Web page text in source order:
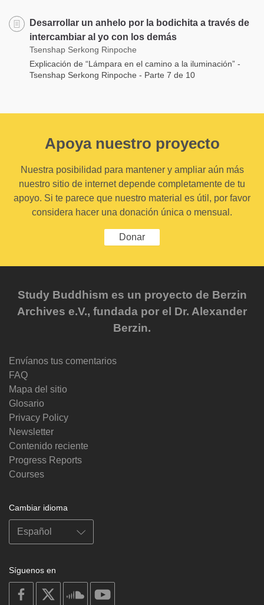
Desarrollar un anhelo por la bodichita a través de
intercambiar al yo con los demás
Tsenshap Serkong Rinpoche
Explicación de “Lámpara en el camino a la iluminación” -
Tsenshap Serkong Rinpoche - Parte 7 de 10
Apoya nuestro proyecto
Nuestra posibilidad para mantener y ampliar aún más
nuestro sitio de internet depende completamente de tu
apoyo. Si te parece que nuestro material es útil, por favor
considera hacer una donación única o mensual.
Donar
Study Buddhism es un proyecto de Berzin
Archives e.V., fundada por el Dr. Alexander
Berzin.
Envíanos tus comentarios
FAQ
Mapa del sitio
Glosario
Privacy Policy
Newsletter
Contenido reciente
Progress Reports
Courses
Cambiar idioma
Síguenos en
on
facebook
soundcloud